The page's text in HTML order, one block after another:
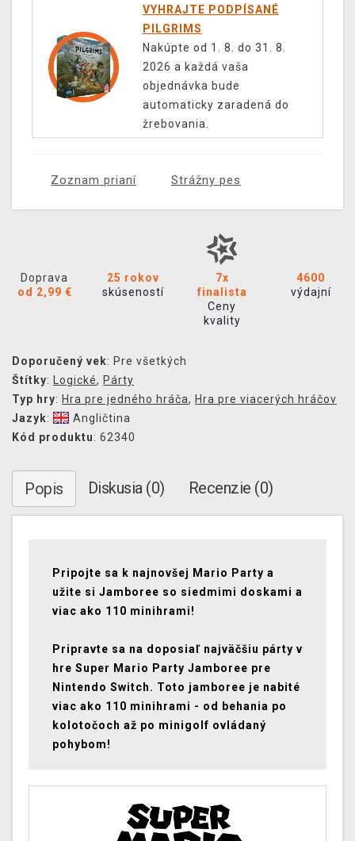
VYHRAJTE PODPÍSANÉ
PILGRIMS
Nakúpte od 1. 8. do 31. 8.
2026 a každá vaša
objednávka bude
automaticky zaradená do
žrebovania.
Zoznam prianí Strážny pes
Doprava
od 2,99 €
25 rokov
skúseností
7x
finalista
Ceny
kvality
4600
výdajní
Doporučený vek: Pre všetkých
Štítky: Logické, Párty
Typ hry: Hra pre jedného hráča, Hra pre viacerých hráčov
Jazyk:
Angličtina
Kód produktu: 62340
Popis Diskusia (0) Recenzie (0)
Pripojte sa k najnovšej Mario Party a
užite si Jamboree so siedmimi doskami a
viac ako 110 minihrami!
Pripravte sa na doposiaľ najväčšiu párty v
hre Super Mario Party Jamboree pre
Nintendo Switch. Toto jamboree je nabité
viac ako 110 minihrami - od behania po
kolotočoch až po minigolf ovládaný
pohybom!